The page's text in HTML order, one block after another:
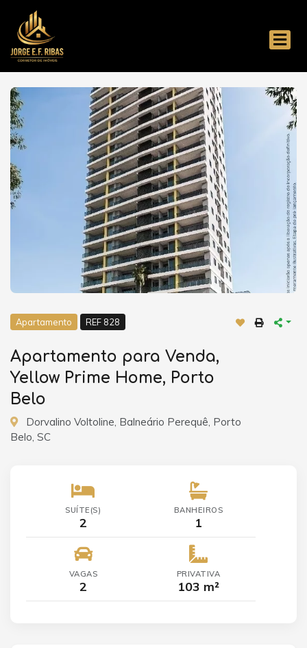
Apartamento REF 828
Apartamento para Venda,
Yellow Prime Home, Porto
Belo
Dorvalino Voltoline, Balneário Perequê, Porto
Belo, SC
SUÍTE(S)
2
BANHEIROS
1
VAGAS
2
PRIVATIVA
103 m²